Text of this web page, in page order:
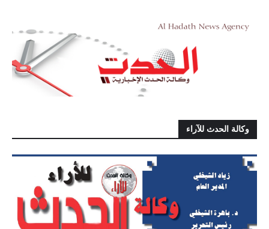
وكالة الحدث للآراء